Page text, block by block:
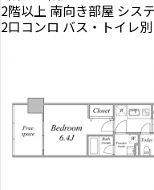
2階以上 南向き部屋 シス
2口コンロ バス・トイレ別